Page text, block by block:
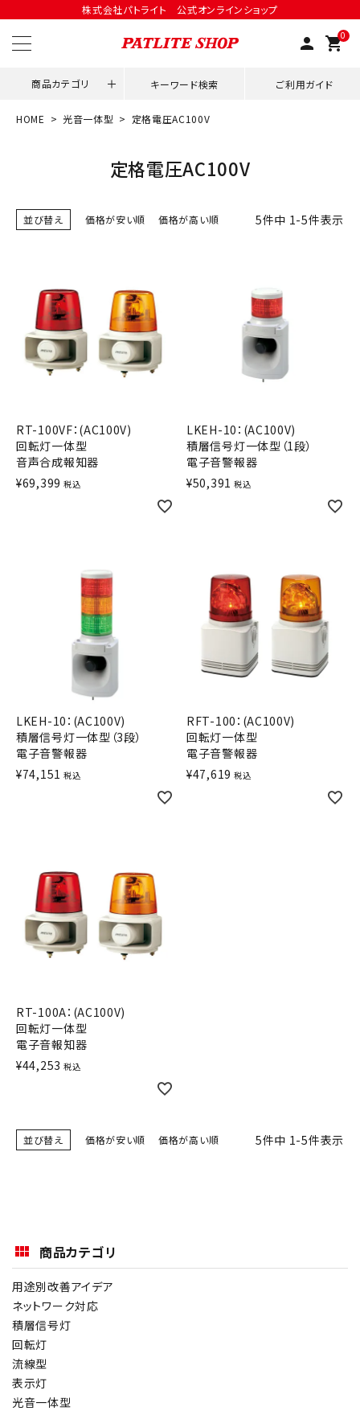
株式会社パトライト 公式オンラインショップ
person 0
shopping_cart
商品カテゴリ キーワード検索 ご利用ガイド
用途別改善アイデア
ネットワーク対応
積層信号灯
流線型
音/音声
LED照明
センサ機器
散光式警光灯
オプション
補修パーツ
パトライトカタログ
HOME 光音一体型 定格電圧AC100V
定格電圧AC100V
並び替え 価格が安い順 価格が高い順 5件中 1-5件表示
RT-100VF：(AC100V)
回転灯一体型
音声合成報知器
¥69,399 税込
LKEH-10：(AC100V)
積層信号灯一体型（1段）
電子音警報器
¥50,391 税込
LKEH-10：(AC100V)
積層信号灯一体型（3段）
電子音警報器
¥74,151 税込
RFT-100：(AC100V)
回転灯一体型
電子音警報器
¥47,619 税込
RT-100A：(AC100V)
回転灯一体型
電子音報知器
¥44,253 税込
並び替え 価格が安い順 価格が高い順 5件中 1-5件表示
商品カテゴリ
用途別改善アイデア
ネットワーク対応
積層信号灯
回転灯
流線型
表示灯
光音一体型